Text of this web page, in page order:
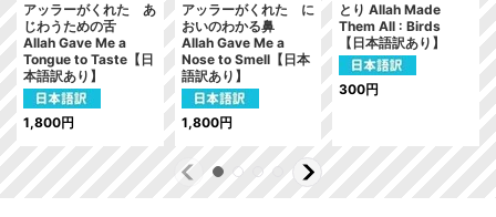
アッラーがくれた あ
じわうための舌
Allah Gave Me a
Tongue to Taste【日
本語訳あり】
1,800円
アッラーがくれた に
おいのわかる鼻
Allah Gave Me a
Nose to Smell【日本
語訳あり】
1,800円
とり Allah Made
Them All : Birds
【日本語訳あり】
300円